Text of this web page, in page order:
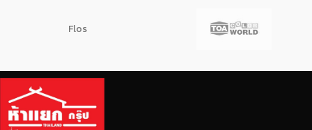
ราวกันตก ขนาดได้มาตรฐาน
เหล็กไม่มีน้ำมันเยิ้ม
ราวกันตก ขนาดได้มาตรฐาน
ท่อตรง ตะเข็บสวย รอยตัด
Flos